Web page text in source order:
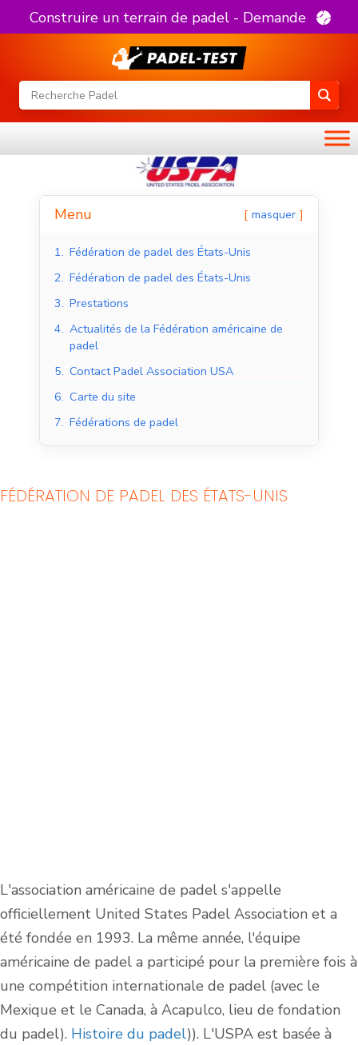
Construire un terrain de padel - Demande
Menu masquer
1. Fédération de padel des États-Unis
2. Fédération de padel des États-Unis
3. Prestations
4. Actualités de la Fédération américaine de
padel
5. Contact Padel Association USA
6. Carte du site
7. Fédérations de padel
FÉDÉRATION DE PADEL DES ÉTATS-UNIS
L'association américaine de padel s'appelle
officiellement United States Padel Association et a
été fondée en 1993. La même année, l'équipe
américaine de padel a participé pour la première fois à
une compétition internationale de padel (avec le
Mexique et le Canada, à Acapulco, lieu de fondation
du padel). Histoire du padel)). L'USPA est basée à